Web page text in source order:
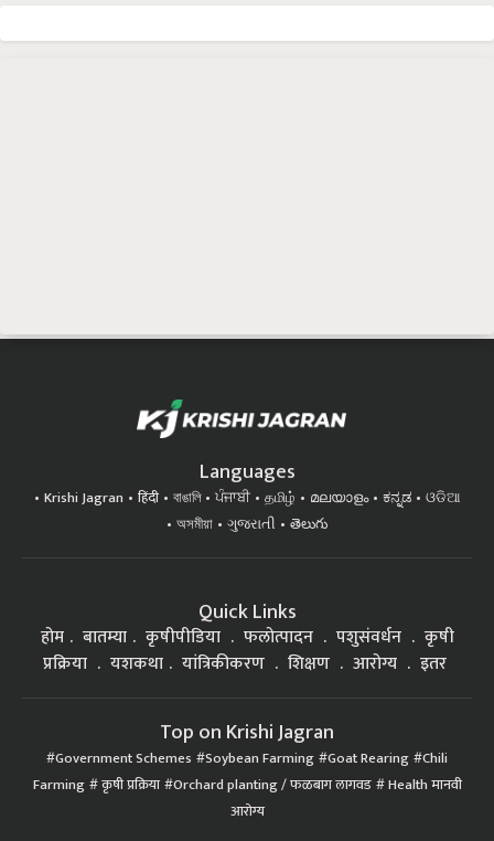
Languages
Krishi Jagran हिंदी বাঙালি ਪੰਜਾਬੀ தமிழ் മലയാളം ಕನ್ನಡ
ଓଡିଆ
অসমীয়া
ગુજરાતી తెలుగు
Quick Links
होम बातम्या कृषीपीडिया फलोत्पादन पशुसंवर्धन
कृषी
प्रक्रिया
यशकथा यांत्रिकीकरण शिक्षण आरोग्य इतर
Top on Krishi Jagran
Government Schemes Soybean Farming Goat Rearing Chili
Farming कृषी प्रक्रिया Orchard planting / फळबाग लागवड Health मानवी
आरोग्य